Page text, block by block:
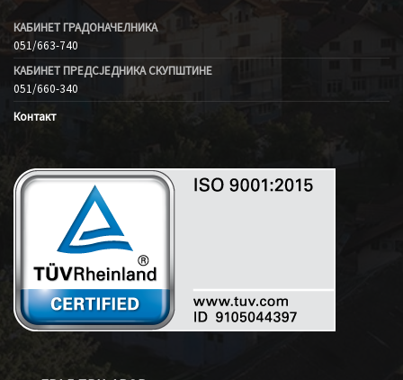
КАБИНЕТ ГРАДОНАЧЕЛНИКА
051/663-740
КАБИНЕТ ПРЕДСЈЕДНИКА СКУПШТИНЕ
051/660-340
Контакт